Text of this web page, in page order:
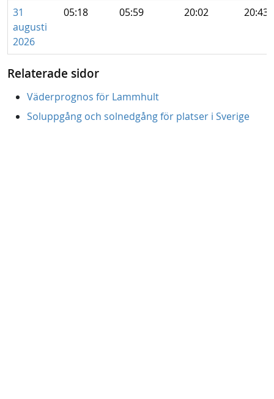
31
augusti
2026
05:18 05:59 20:02 20:43
Relaterade sidor
Väderprognos för Lammhult
Soluppgång och solnedgång för platser i Sverige